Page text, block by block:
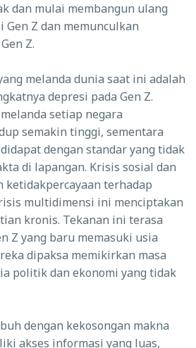
dan mulai membangun ulang
Z dan memunculkan
Z.
melanda dunia saat ini adalah
depresi pada Gen Z.
setiap negara
semakin tinggi, sementara
dengan standar yang tidak
di lapangan. Krisis sosial dan
terhadap
multidimensi ini menciptakan
kronis. Tekanan ini terasa
Z yang baru memasuki usia
dipaksa memikirkan masa
politik dan ekonomi yang tidak
dengan kekosongan makna
akses informasi yang luas,